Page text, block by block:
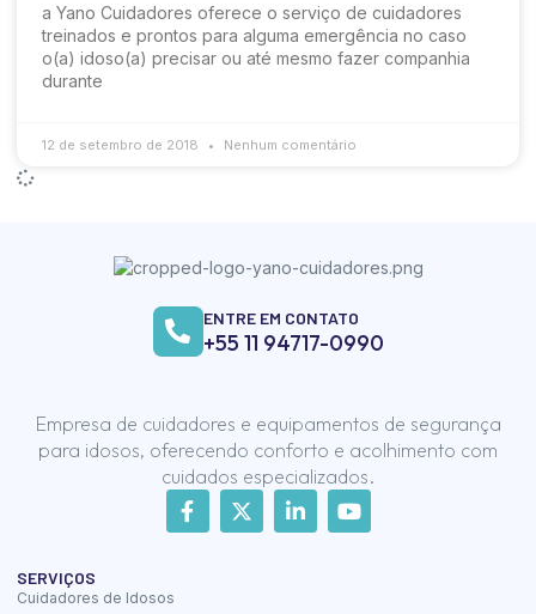
a Yano Cuidadores oferece o serviço de cuidadores
treinados e prontos para alguma emergência no caso
o(a) idoso(a) precisar ou até mesmo fazer companhia
durante
12 de setembro de 2018 Nenhum comentário
ENTRE EM CONTATO
+55 11 94717-0990
Empresa de cuidadores e equipamentos de segurança
para idosos, oferecendo conforto e acolhimento com
cuidados especializados.
SERVIÇOS
Cuidadores de Idosos